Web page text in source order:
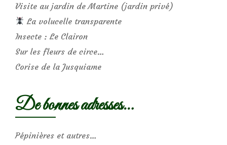
Visite au jardin de Martine (jardin privé)
La volucelle transparente
Insecte : Le Clairon
Sur les fleurs de circe…
Corise de la Jusquiame
De bonnes adresses…
Pépinières et autres…